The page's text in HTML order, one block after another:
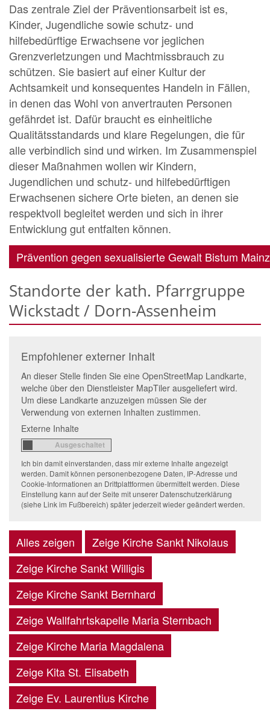
Das zentrale Ziel der Präventionsarbeit ist es,
Kinder, Jugendliche sowie schutz- und
hilfebedürftige Erwachsene vor jeglichen
Grenzverletzungen und Machtmissbrauch zu
schützen. Sie basiert auf einer Kultur der
Achtsamkeit und konsequentes Handeln in Fällen,
in denen das Wohl von anvertrauten Personen
gefährdet ist. Dafür braucht es einheitliche
Qualitätsstandards und klare Regelungen, die für
alle verbindlich sind und wirken. Im Zusammenspiel
dieser Maßnahmen wollen wir Kindern,
Jugendlichen und schutz- und hilfebedürftigen
Erwachsenen sichere Orte bieten, an denen sie
respektvoll begleitet werden und sich in ihrer
Entwicklung gut entfalten können.
Prävention gegen sexualisierte Gewalt Bistum Mainz
Standorte der kath. Pfarrgruppe
Wickstadt / Dorn-Assenheim
Empfohlener externer Inhalt
An dieser Stelle finden Sie eine OpenStreetMap Landkarte,
welche über den Dienstleister MapTiler ausgeliefert wird.
Um diese Landkarte anzuzeigen müssen Sie der
Verwendung von externen Inhalten zustimmen.
Externe Inhalte
Ich bin damit einverstanden, dass mir externe Inhalte angezeigt
werden. Damit können personenbezogene Daten, IP-Adresse und
Cookie-Informationen an Drittplattformen übermittelt werden. Diese
Einstellung kann auf der Seite mit unserer Datenschutzerklärung
(siehe Link im Fußbereich) später jederzeit wieder geändert werden.
Alles zeigen
Zeige Kirche Sankt Nikolaus
Zeige Kirche Sankt Willigis
Zeige Kirche Sankt Bernhard
Zeige Wallfahrtskapelle Maria Sternbach
Zeige Kirche Maria Magdalena
Zeige Kita St. Elisabeth
Zeige Ev. Laurentius Kirche